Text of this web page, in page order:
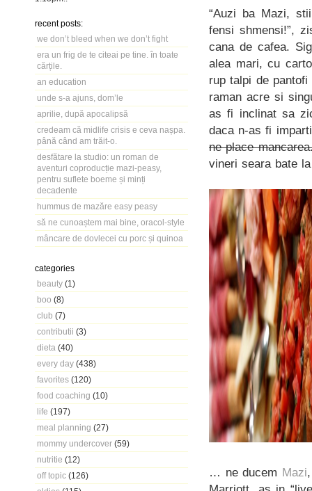
recent posts:
we don’t bleed when we don’t fight
era un frig de te citeai pe tine. în toate
cărțile.
an education
unde s-a ajuns, dom’le
aprilie, după apocalipsă
credeam că midlife crisis e ceva nașpa.
până când am trăit-o.
desfătare la studio: un roman de
aventuri coproducție mazi-peasy,
pentru suflete boeme și minți
decadente
hummus de mazăre easy peasy
să ne cunoaștem mai bine, oracol-style
mâncare de dovlecei cu porc și quinoa
categories
beauty (1)
boo (8)
club (7)
contributii (3)
dieta (40)
every day (438)
favorites (120)
food coaching (10)
life (197)
meal planning (27)
mommy undercover (59)
nutritie (12)
off topic (126)
“Auzi ba Mazi,
fensi shmensi!”,
cana de cafea.
alea mari, cu
rup talpi de
raman acre si
as fi inclinat sa
daca n-as fi
ne place
vineri seara bate
… ne ducem Mazi